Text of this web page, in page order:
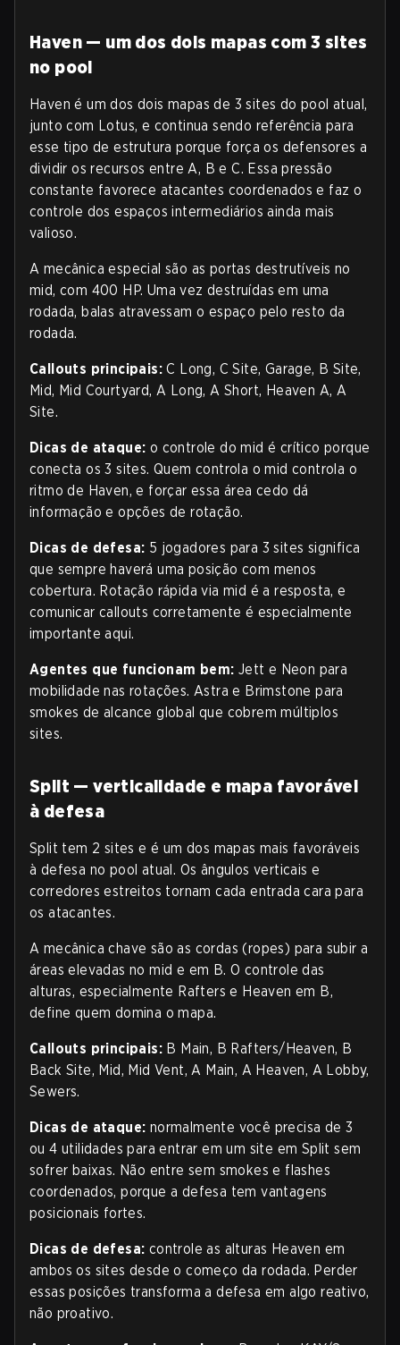
Haven — um dos dois mapas com 3 sites
no pool
Haven é um dos dois mapas de 3 sites do pool atual,
junto com Lotus, e continua sendo referência para
esse tipo de estrutura porque força os defensores a
dividir os recursos entre A, B e C. Essa pressão
constante favorece atacantes coordenados e faz o
controle dos espaços intermediários ainda mais
valioso.
A mecânica especial são as portas destrutíveis no
mid, com 400 HP. Uma vez destruídas em uma
rodada, balas atravessam o espaço pelo resto da
rodada.
Callouts principais: C Long, C Site, Garage, B Site,
Mid, Mid Courtyard, A Long, A Short, Heaven A, A
Site.
Dicas de ataque: o controle do mid é crítico porque
conecta os 3 sites. Quem controla o mid controla o
ritmo de Haven, e forçar essa área cedo dá
informação e opções de rotação.
Dicas de defesa: 5 jogadores para 3 sites significa
que sempre haverá uma posição com menos
cobertura. Rotação rápida via mid é a resposta, e
comunicar callouts corretamente é especialmente
importante aqui.
Agentes que funcionam bem: Jett e Neon para
mobilidade nas rotações. Astra e Brimstone para
smokes de alcance global que cobrem múltiplos
sites.
Split — verticalidade e mapa favorável
à defesa
Split tem 2 sites e é um dos mapas mais favoráveis
à defesa no pool atual. Os ângulos verticais e
corredores estreitos tornam cada entrada cara para
os atacantes.
A mecânica chave são as cordas (ropes) para subir a
áreas elevadas no mid e em B. O controle das
alturas, especialmente Rafters e Heaven em B,
define quem domina o mapa.
Callouts principais: B Main, B Rafters/Heaven, B
Back Site, Mid, Mid Vent, A Main, A Heaven, A Lobby,
Sewers.
Dicas de ataque: normalmente você precisa de 3
ou 4 utilidades para entrar em um site em Split sem
sofrer baixas. Não entre sem smokes e flashes
coordenados, porque a defesa tem vantagens
posicionais fortes.
Dicas de defesa: controle as alturas Heaven em
ambos os sites desde o começo da rodada. Perder
essas posições transforma a defesa em algo reativo,
não proativo.